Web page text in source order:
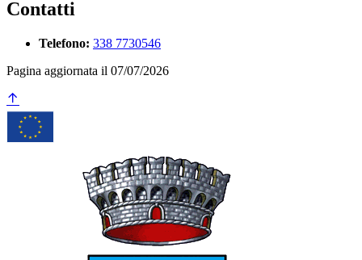
Contatti
Telefono: 338 7730546
Pagina aggiornata il 07/07/2026